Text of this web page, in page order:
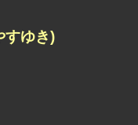
すゆき)